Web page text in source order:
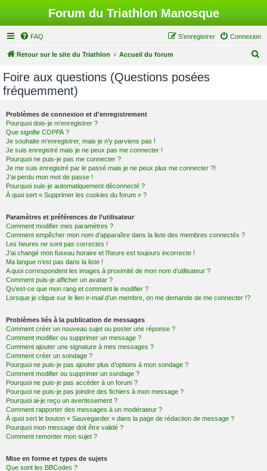
Forum du Triathlon Manosque
FAQ Connexion
S’enregistrer
Retour sur le site du Triathlon Accueil du forum
Foire aux questions (Questions posées
fréquemment)
Problèmes de connexion et d’enregistrement
Pourquoi dois-je m’enregistrer ?
Que signifie COPPA ?
Je souhaite m’enregistrer, mais je n’y parviens pas !
Je suis enregistré mais je ne peux pas me connecter !
Pourquoi ne puis-je pas me connecter ?
Je me suis enregistré par le passé mais je ne peux plus me connecter ?!
J’ai perdu mon mot de passe !
Pourquoi suis-je automatiquement déconnecté ?
À quoi sert « Supprimer les cookies du forum » ?
Paramètres et préférences de l’utilisateur
Comment modifier mes paramètres ?
Comment empêcher mon nom d’apparaître dans la liste des membres connectés ?
Les heures ne sont pas correctes !
J’ai changé mon fuseau horaire et l’heure est toujours incorrecte !
Ma langue n’est pas dans la liste !
A quoi correspondent les images à proximité de mon nom d’utilisateur ?
Comment puis-je afficher un avatar ?
Qu’est-ce que mon rang et comment le modifier ?
Lorsque je clique sur le lien e-maild’un membre, on me demande de me connecter !?
Problèmes liés à la publication de messages
Comment créer un nouveau sujet ou poster une réponse ?
Comment modifier ou supprimer un message ?
Comment ajouter une signature à mes messages ?
Comment créer un sondage ?
Pourquoi ne puis-je pas ajouter plus d’options à mon sondage ?
Comment modifier ou supprimer un sondage ?
Pourquoi ne puis-je pas accéder à un forum ?
Pourquoi ne puis-je pas joindre des fichiers à mon message ?
Pourquoi ai-je reçu un avertissement ?
Comment rapporter des messages à un modérateur ?
À quoi sert le bouton « Sauvegarder » dans la page de rédaction de message ?
Pourquoi mon message doit être validé ?
Comment remonter mon sujet ?
Mise en forme et types de sujets
Que sont les BBCodes ?